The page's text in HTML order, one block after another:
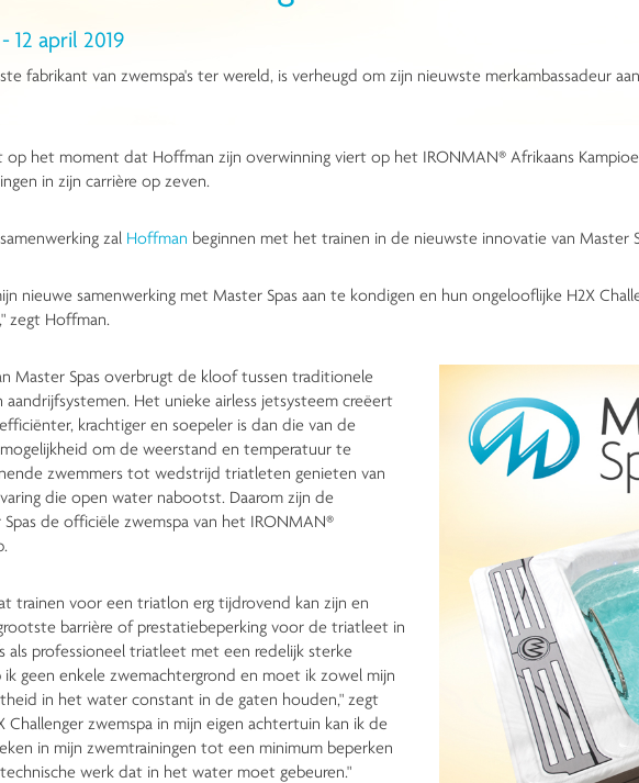
12 april 2019
fabrikant van zwemspa's ter wereld, is verheugd om zijn nieuwste merkambassadeur
op het moment dat Hoffman zijn overwinning viert op het IRONMAN® Afrikaans
in zijn carrière op zeven.
zal Hoffman beginnen met het trainen in de nieuwste innovatie van Master
nieuwe samenwerking met Master Spas aan te kondigen en hun ongelooflijke H2X
zegt Hoffman.
Master Spas overbrugt de kloof tussen traditionele
aandrijfsystemen. Het unieke airless jetsysteem creëert
krachtiger en soepeler is dan die van de
om de weerstand en temperatuur te
zwemmers tot wedstrijd triatleten genieten van
die open water nabootst. Daarom zijn de
Spas de officiële zwemspa van het IRONMAN®
trainen voor een triatlon erg tijdrovend kan zijn en
barrière of prestatiebeperking voor de triatleet in
als professioneel triatleet met een redelijk sterke
ik geen enkele zwemachtergrond en moet ik zowel mijn
in het water constant in de gaten houden," zegt
Challenger zwemspa in mijn eigen achtertuin kan ik de
in mijn zwemtrainingen tot een minimum beperken
werk dat in het water moet gebeuren."